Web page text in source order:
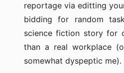
reportage via editting
bidding for random
science fiction story for
than a real workplace
somewhat dyspeptic me).